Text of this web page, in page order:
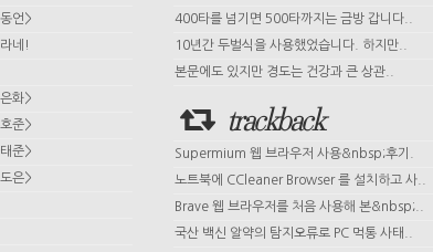
언>
네!
화>
준>
준>
은>
400타를 넘기면 500타까지는 금방 갑니다..
10년간 두벌식을 사용했었습니다. 하지만..
본문에도 있지만 경도는 건강과 큰 상관..
trackback
Supermium 웹 브라우저 사용&nbsp;후기.
노트북에 CCleaner Browser 를 설치하고 사..
Brave 웹 브라우저를 처음 사용해 본&nbsp;..
국산 백신 알약의 탐지오류로 PC 먹통 사태..